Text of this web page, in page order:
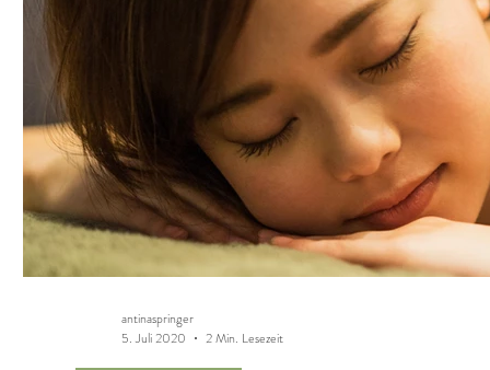
antinaspringer
5. Juli 2020
2 Min. Lesezeit